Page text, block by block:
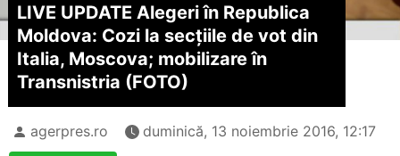
LIVE UPDATE Alegeri în Republica
Moldova: Cozi la secțiile de vot din
Italia, Moscova; mobilizare în
Transnistria (FOTO)
agerpres.ro duminică, 13 noiembrie 2016, 12:17